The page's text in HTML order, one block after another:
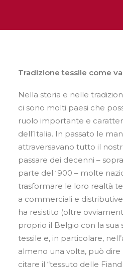
News
Contatti
IT
Tradizione tessile come
Nella storia e nelle
ci sono molti paesi che
ruolo importante e
dell’Italia. In passato le
attraversavano tutto il
passare dei decenni –
parte del ‘900 – molte
trasformare le loro realtà
a commerciali e
ha resistito (oltre
proprio il Belgio con la sua
tessile e, in particolare,
almeno una volta, può dire
citare il “tessuto delle